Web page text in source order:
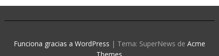
Funciona gracias a WordPress | Tema: SuperNews de Acme